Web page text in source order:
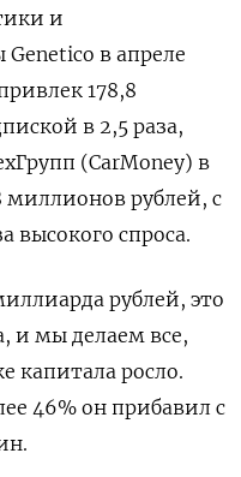
и
в апреле
178,8
в 2,5 раза,
(CarMoney) в
миллионов рублей, с
высокого спроса.
рублей, это
и мы делаем все,
капитала росло.
46% он прибавил с